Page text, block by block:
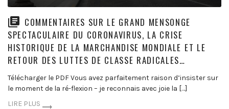
COMMENTAIRES SUR LE GRAND MENSONGE
SPECTACULAIRE DU CORONAVIRUS, LA CRISE
HISTORIQUE DE LA MARCHANDISE MONDIALE ET LE
RETOUR DES LUTTES DE CLASSE RADICALES…
Télécharger le PDF Vous avez parfaitement raison d’insister sur
le moment de la ré-flexion – je reconnais avec joie la […]
LIRE PLUS